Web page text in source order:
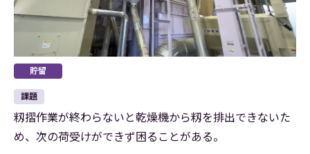
貯留
課題
籾摺作業が終わらないと乾燥機から籾を排出できないた
め、次の荷受けができず困ることがある。